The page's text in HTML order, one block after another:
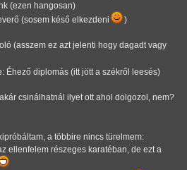
(ezen hangosan)
(sosem késő elkezdeni
)
(asszem ez azt jelenti hogy dagadt vagy
Éhező diplomás (itt jött a székről leesés)
csinálhatnál ilyet ott ahol dolgozol, nem?
a többire nincs türelmem:
ellenfelem részeges karatéban, de ezt a